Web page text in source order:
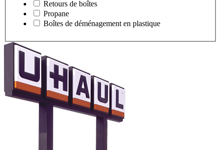
Retours de boîtes
Propane
Boîtes de déménagement en plastique